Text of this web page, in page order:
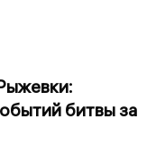
битвы за